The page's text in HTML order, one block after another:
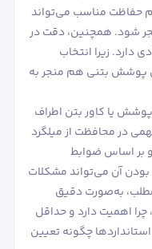
حفاظت مناسب می‌تواند
شود. همچنین، دقت در
دارد. زیرا انتخاب
پوشش بتنی هم منجر به
یا کاور بتن اطراف
در محافظت از میلگرد
بر اساس ضوابط
بودن آن می‌تواند مشکلات
مطلب، به‌صورت دقیق
اهمیت دارد و حداقل
چگونه تعیین